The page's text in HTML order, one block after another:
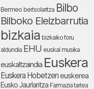
Bermeo bertsolaritza Bilbo
Bilboko Eleizbarrutia
bizkaia bizkaiko foru
aldundia EHU euskal musika
euskaltzaindia Euskera
Euskera Hobetzeneuskerea
Eusko Jaurlaritza Farmazia tartea